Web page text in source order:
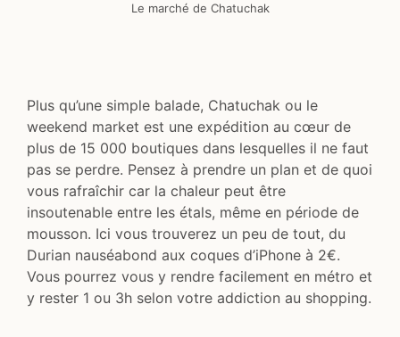
Le marché de Chatuchak
Plus qu’une simple balade, Chatuchak ou le
weekend market est une expédition au cœur de
plus de 15 000 boutiques dans lesquelles il ne faut
pas se perdre. Pensez à prendre un plan et de quoi
vous rafraîchir car la chaleur peut être
insoutenable entre les étals, même en période de
mousson. Ici vous trouverez un peu de tout, du
Durian nauséabond aux coques d’iPhone à 2€.
Vous pourrez vous y rendre facilement en métro et
y rester 1 ou 3h selon votre addiction au shopping.